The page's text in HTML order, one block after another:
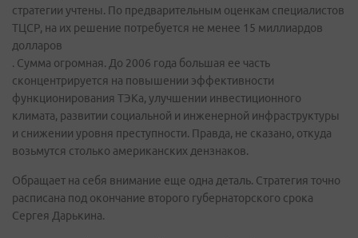
стратегии учтены. По предварительным оценкам специалистов
ТЦСР, на их решение потребуется не менее 15 миллиардов
долларов
. Сумма огромная. До 2006 года большая ее часть
сконцентрируется на повышении эффективности
функционирования ТЭКа, улучшении инвестиционного
климата, развитии социальной и инженерной инфраструктуры
и снижении уровня преступности. Правда, не сказано, откуда
возьмутся столько американских дензнаков.
Обращает на себя внимание еще одна деталь. Стратегия точно
расписана под окончание второго губернаторского срока
Сергея Дарькина.